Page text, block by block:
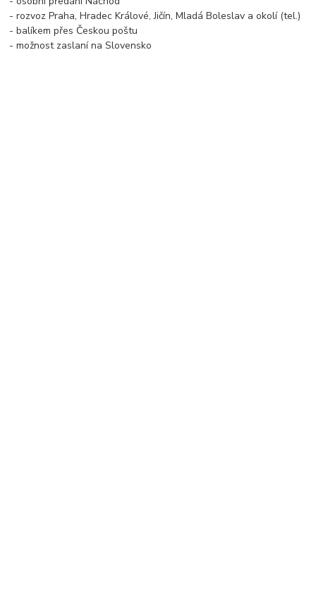
- rozvoz Praha, Hradec Králové, Jičín, Mladá Boleslav a okolí (tel.)
- balíkem přes Českou poštu
- možnost zaslaní na Slovensko